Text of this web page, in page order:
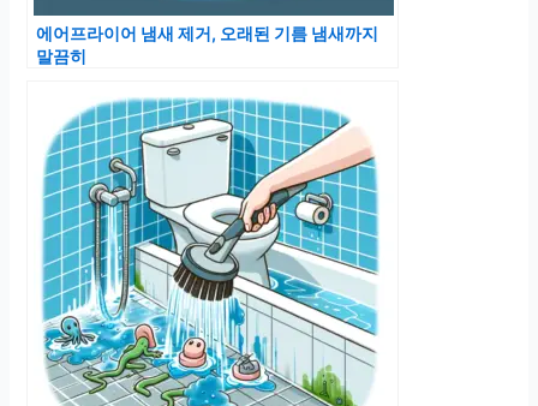
에어프라이어 냄새 제거, 오래된 기름 냄새까지
말끔히